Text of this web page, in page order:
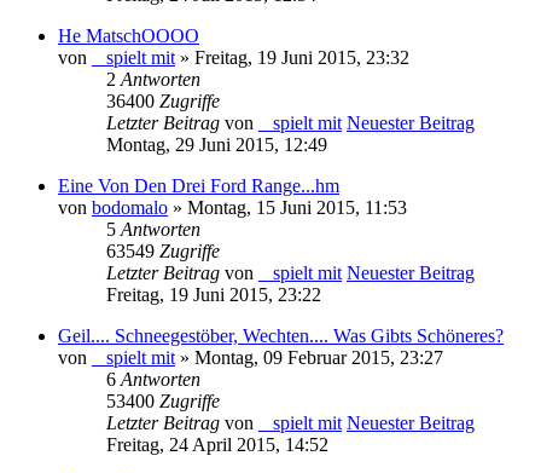
He MatschOOOO
von
_ spielt mit » Freitag, 19 Juni 2015, 23:32
2 Antworten
36400 Zugriffe
Letzter Beitrag von _ spielt mit Neuester Beitrag
Montag, 29 Juni 2015, 12:49
Eine Von Den Drei Ford Range...hm
von bodomalo » Montag, 15 Juni 2015, 11:53
5 Antworten
63549 Zugriffe
Letzter Beitrag von _ spielt mit Neuester Beitrag
Freitag, 19 Juni 2015, 23:22
Geil.... Schneegestöber, Wechten.... Was Gibts Schöneres?
von
_ spielt mit » Montag, 09 Februar 2015, 23:27
6 Antworten
53400 Zugriffe
Letzter Beitrag von _ spielt mit Neuester Beitrag
Freitag, 24 April 2015, 14:52